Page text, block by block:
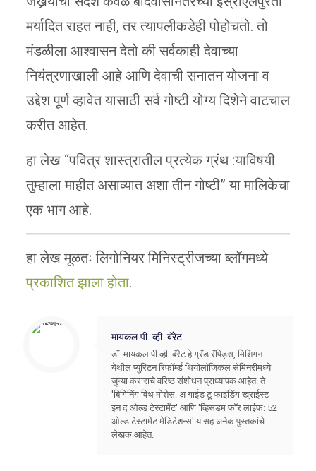
मर्यादित राहत नाही, तर त्यापलीकडेही पोहोचतो. तो
मंडळीला आश्वासन देतो की सर्वकाही देवाच्या
नियंत्रणाखाली आहे आणि देवाची सनातन योजना व
उद्देश पूर्ण व्हावेत यासाठी सर्व गोष्टी योग्य दिशेने वाटचाल
करीत आहेत.
हा लेख “पवित्र शास्त्रातील प्रत्येक ग्रंथ :याविषयी
तुम्हाला माहीत असाव्यात अशा तीन गोष्टी” या मालिकेचा
एक भाग आहे.
हा लेख मूळतः लिगोनियर मिनिस्ट्रीजच्या ब्लॉगमध्ये
प्रकाशित झाला होता.
मायकल पी. व्ही. बॅरेट
डॉ. मायकल पी.व्ही. बॅरेट हे ग्रँड रॅपिड्स, मिशिगन
येथील प्युरिटन रिफॉर्म्ड थियोलॉजिकल सेमिनरीमध्ये
जुन्या कराराचे वरिष्ठ संशोधन प्राध्यापक आहेत. ते
'बिगिनिंग विथ मोशेस: अ गाईड टू फाइंडिंग ख्राईस्ट
इन द ओल्ड टेस्टामेंट' आणि 'व्हिसडम फॉर लाईफ: 52
ओल्ड टेस्टामेंट मेडिटेशन्स' यासह अनेक पुस्तकांचे
लेखक आहेत.